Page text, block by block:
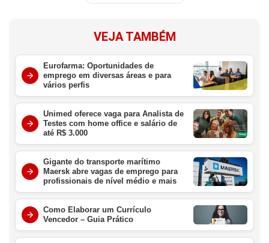
VEJA TAMBÉM
Eurofarma: Oportunidades de
emprego em diversas áreas e para
vários perfis
Unimed oferece vaga para Analista de
Testes com home office e salário de
até R$ 3.000
Gigante do transporte marítimo
Maersk abre vagas de emprego para
profissionais de nível médio e mais
Como Elaborar um Currículo
Vencedor – Guia Prático